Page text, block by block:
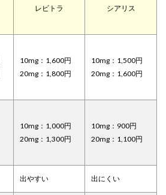
レビトラ シアリス
10mg：1,600円
20mg：1,800円
10mg：1,500円
20mg：1,600円
10mg：1,000円
20mg：1,300円
10mg：900円
20mg：1,100円
出やすい 出にくい